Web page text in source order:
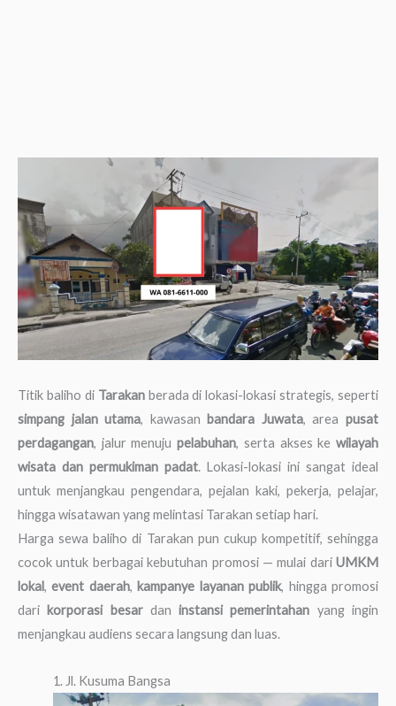
Titik baliho di Tarakanberada di lokasi-lokasi strategis, seperti
simpang jalan utama, kawasan bandara Juwata, areapusat
perdagangan, jalur menujupelabuhan, serta akses kewilayah
wisata dan permukiman padat. Lokasi-lokasi ini sangat ideal
untuk menjangkau pengendara, pejalan kaki, pekerja, pelajar,
hingga wisatawan yang melintasi Tarakan setiap hari.
Harga sewa baliho di Tarakan pun cukup kompetitif, sehingga
cocok untuk berbagai kebutuhan promosi — mulai dari UMKM
lokal,event daerah, kampanye layanan publik, hingga promosi
dari korporasi besardaninstansi pemerintahan yang ingin
menjangkau audiens secara langsung dan luas.
1. Jl. Kusuma Bangsa